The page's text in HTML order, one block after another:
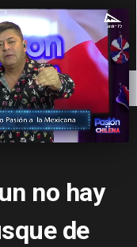
DEPORTES
no hay
de